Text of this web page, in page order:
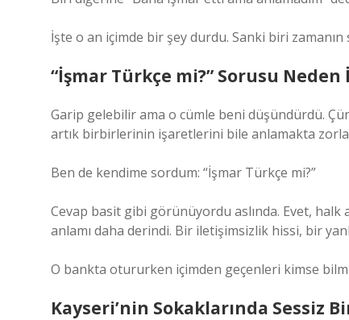
İşte o an içimde bir şey durdu. Sanki biri zamanın
“İşmar Türkçe mi?” Sorusu Neden
Garip gelebilir ama o cümle beni düşündürdü.
artık birbirlerinin işaretlerini bile anlamakta
Ben de kendime sordum: “İşmar Türkçe mi?”
Cevap basit gibi görünüyordu aslında. Evet, halk
anlamı daha derindi. Bir iletişimsizlik hissi, bir
O bankta otururken içimden geçenleri kimse
Kayseri’nin Sokaklarında Sessiz